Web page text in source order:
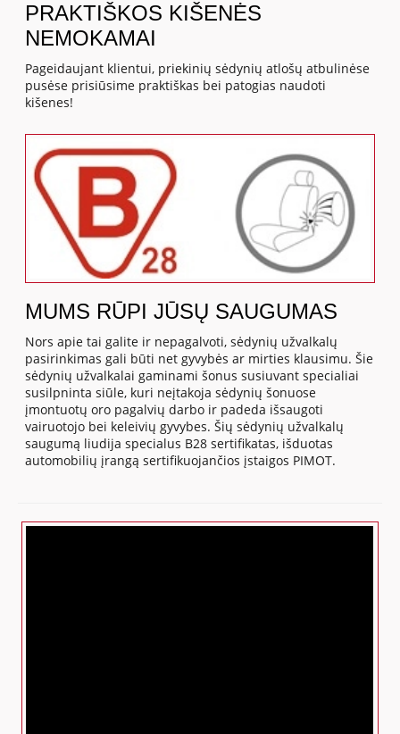
PRAKTIŠKOS KIŠENĖS
NEMOKAMAI
Pageidaujant klientui, priekinių sėdynių atlošų atbulinėse
pusėse prisiūsime praktiškas bei patogias naudoti
kišenes!
MUMS RŪPI JŪSŲ SAUGUMAS
Nors apie tai galite ir nepagalvoti, sėdynių užvalkalų
pasirinkimas gali būti net gyvybės ar mirties klausimu. Šie
sėdynių užvalkalai gaminami šonus susiuvant specialiai
susilpninta siūle, kuri neįtakoja sėdynių šonuose
įmontuotų oro pagalvių darbo ir padeda išsaugoti
vairuotojo bei keleivių gyvybes. Šių sėdynių užvalkalų
saugumą liudija specialus B28 sertifikatas, išduotas
automobilių įrangą sertifikuojančios įstaigos PIMOT.